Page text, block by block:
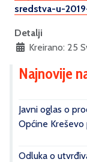
sredstva-u-
Detalji
Kreirano: 25
Najnovije
Javni oglas o
Općine
Odluka o